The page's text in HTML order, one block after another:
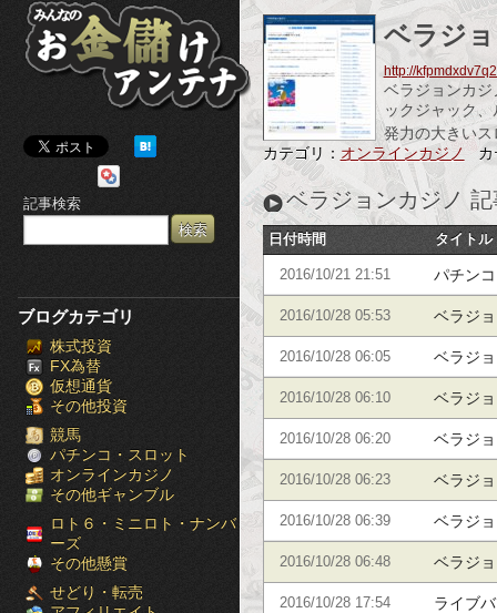
み
ん
な
の
お
金
儲
け
ア
ン
テ
ナ
［ブ
ロ
記事検索
ブログカテゴリ
株式投資
FX為替
仮想通貨
その他投資
競馬
パチンコ・スロット
オンラインカジノ
その他ギャンブル
ロト６・ミニロト・ナンバ
ーズ
その他懸賞
せどり・転売
ベラジ
http://
ベラジョンカ
ックジャック
発力の大きい
カテゴリ： オンラインカジノ
ベラジョンカジノ
日付時間 タイトル
2016/10/21 21:51 パチン
2016/10/28 05:53 ベラジ
頼性は
2016/10/28 06:05 ベラジ
2016/10/28 06:10 ベラジ
2016/10/28 06:20 ベラジ
2016/10/28 06:23 ベラジ
2016/10/28 06:39 ベラジ
2016/10/28 06:48 ベラジ
2016/10/28 17:54 ライブ